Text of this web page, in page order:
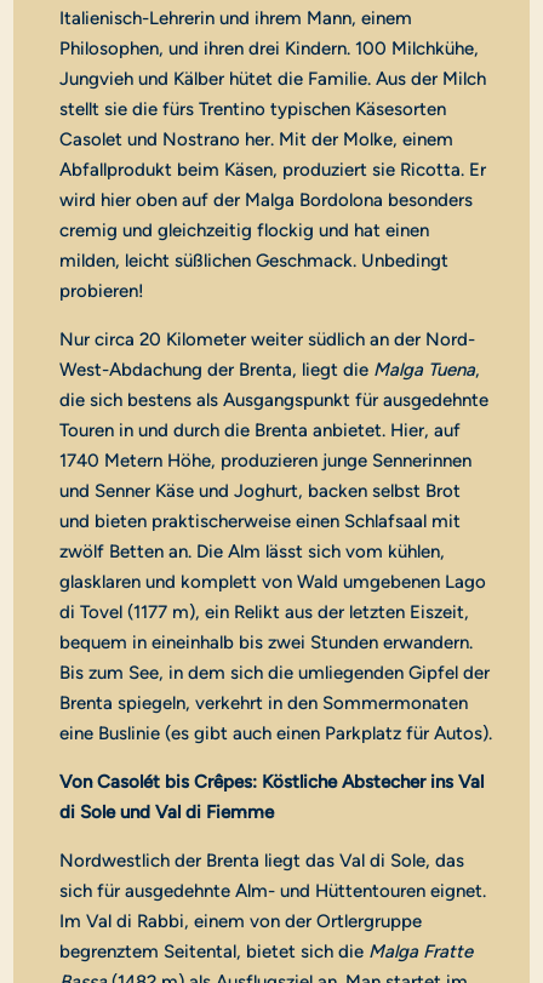
Italienisch-Lehrerin und ihrem Mann, einem
Philosophen, und ihren drei Kindern. 100 Milchkühe,
Jungvieh und Kälber hütet die Familie. Aus der Milch
stellt sie die fürs Trentino typischen Käsesorten
Casolet und Nostrano her. Mit der Molke, einem
Abfallprodukt beim Käsen, produziert sie Ricotta. Er
wird hier oben auf der Malga Bordolona besonders
cremig und gleichzeitig flockig und hat einen
milden, leicht süßlichen Geschmack. Unbedingt
probieren!
Nur circa 20 Kilometer weiter südlich an der Nord-
West-Abdachung der Brenta, liegt die Malga Tuena,
die sich bestens als Ausgangspunkt für ausgedehnte
Touren in und durch die Brenta anbietet. Hier, auf
1740 Metern Höhe, produzieren junge Sennerinnen
und Senner Käse und Joghurt, backen selbst Brot
und bieten praktischerweise einen Schlafsaal mit
zwölf Betten an. Die Alm lässt sich vom kühlen,
glasklaren und komplett von Wald umgebenen Lago
di Tovel (1177 m), ein Relikt aus der letzten Eiszeit,
bequem in eineinhalb bis zwei Stunden erwandern.
Bis zum See, in dem sich die umliegenden Gipfel der
Brenta spiegeln, verkehrt in den Sommermonaten
eine Buslinie (es gibt auch einen Parkplatz für Autos).
Von Casolét bis Crêpes: Köstliche Abstecher ins Val
di Sole und Val di Fiemme
Nordwestlich der Brenta liegt das Val di Sole, das
sich für ausgedehnte Alm- und Hüttentouren eignet.
Im Val di Rabbi, einem von der Ortlergruppe
begrenztem Seitental, bietet sich die Malga Fratte